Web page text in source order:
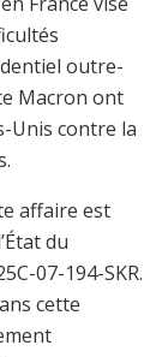
outre-
Macron ont
Unis contre la
affaire est
du
07-194-SKR.
cette